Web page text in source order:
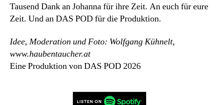
Tausend Dank an Johanna für ihre Zeit. An euch für eure
Zeit. Und an DAS POD für die Produktion.
Idee, Moderation und Foto: Wolfgang Kühnelt,
www.haubentaucher.at
Eine Produktion von DAS POD 2026